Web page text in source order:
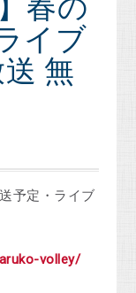
春の
イブ
無
予定・ライブ
volley/